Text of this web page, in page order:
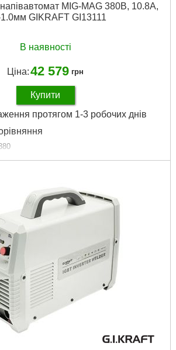
MIG-MAG 380В, 10.8А,
GIKRAFT GI13111
В наявності
Ціна:42 579 грн
Купити
протягом 1-3 робочих днів
дроту: 1 мм
струм: 200 А
дроту: 0.8 мм
струм:
Докладніше...